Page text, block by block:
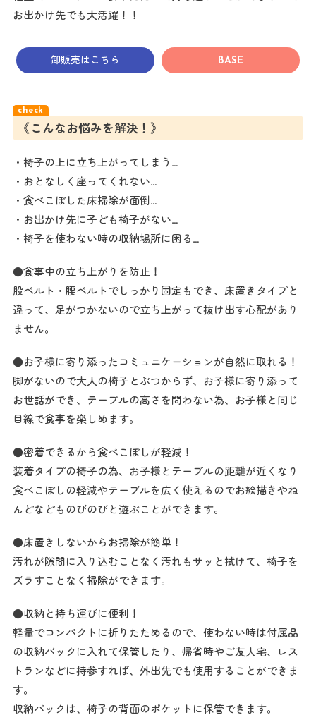
お出かけ先でも大活躍！！
卸販売はこちら BASE
《こんなお悩みを解決！》
・椅子の上に立ち上がってしまう…
・おとなしく座ってくれない…
・食べこぼした床掃除が面倒…
・お出かけ先に子ども椅子がない…
・椅子を使わない時の収納場所に困る…
●食事中の立ち上がりを防止！
股ベルト・腰ベルトでしっかり固定もでき、床置きタイプと
違って、足がつかないので立ち上がって抜け出す心配があり
ません。
●お子様に寄り添ったコミュニケーションが自然に取れる！
脚がないので大人の椅子とぶつからず、お子様に寄り添って
お世話ができ、テーブルの高さを問わない為、お子様と同じ
目線で食事を楽しめます。
●密着できるから食べこぼしが軽減！
装着タイプの椅子の為、お子様とテーブルの距離が近くなり
食べこぼしの軽減やテーブルを広く使えるのでお絵描きやね
んどなどものびのびと遊ぶことができます。
●床置きしないからお掃除が簡単！
汚れが隙間に入り込むことなく汚れもサッと拭けて、椅子を
ズラすことなく掃除ができます。
●収納と持ち運びに便利！
軽量でコンパクトに折りたためるので、使わない時は付属品
の収納バックに入れて保管したり、帰省時やご友人宅、レス
トランなどに持参すれば、外出先でも使用することができま
す。
収納バックは、椅子の背面のポケットに保管できます。